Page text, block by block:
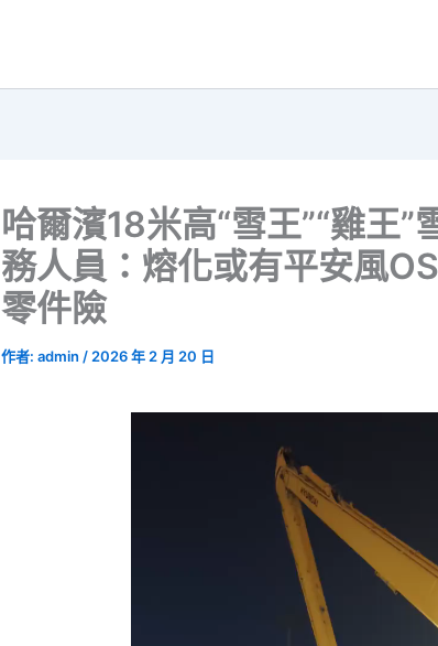
哈爾濱18米高“雪王”“雞王”
務人員：熔化或有平安風
零件險
作者: admin / 2026 年 2 月 20 日